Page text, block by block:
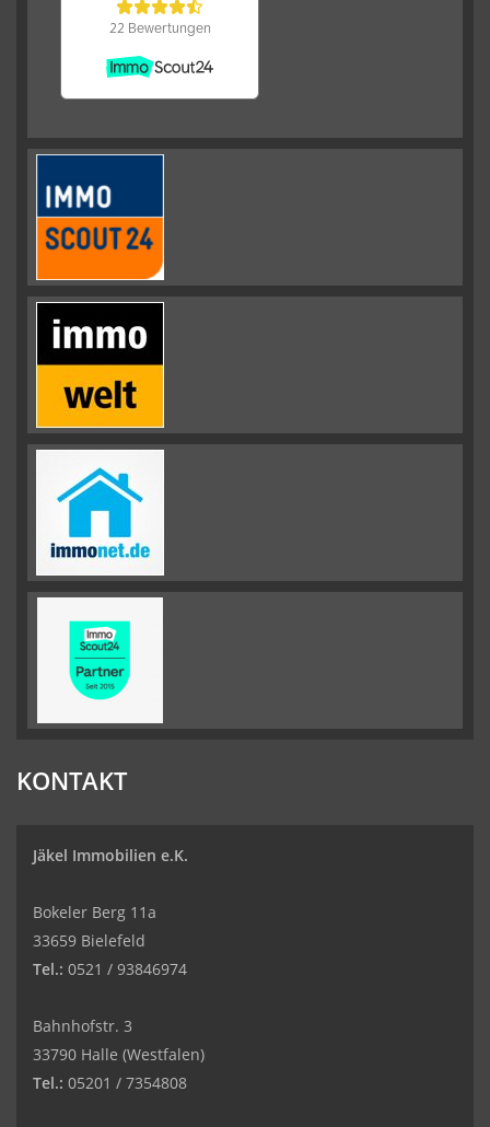
KONTAKT
Jäkel Immobilien e.K.
Bokeler Berg 11a
33659 Bielefeld
Tel.: 0521 / 93846974
Bahnhofstr. 3
33790 Halle (Westfalen)
Tel.: 05201 / 7354808